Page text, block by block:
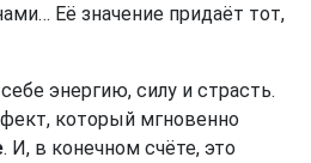
Её значение придаёт тот,
энергию, силу и страсть.
который мгновенно
. И, в конечном счёте, это